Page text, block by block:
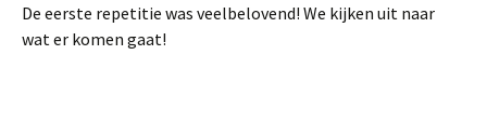
De eerste repetitie was veelbelovend! We kijken uit naar
wat er komen gaat!